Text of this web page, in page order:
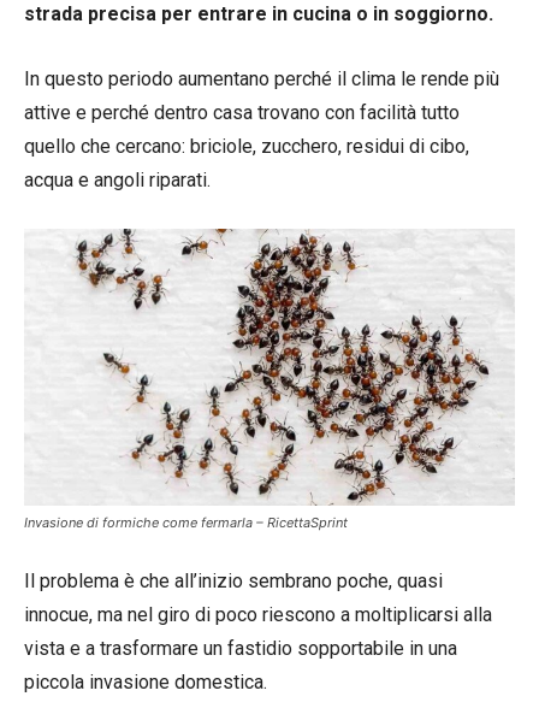
strada precisa per entrare in cucina o in soggiorno.
In questo periodo aumentano perché il clima le rende più
attive e perché dentro casa trovano con facilità tutto
quello che cercano: briciole, zucchero, residui di cibo,
acqua e angoli riparati.
Invasione di formiche come fermarla – RicettaSprint
Il problema è che all’inizio sembrano poche, quasi
innocue, ma nel giro di poco riescono a moltiplicarsi alla
vista e a trasformare un fastidio sopportabile in una
piccola invasione domestica.